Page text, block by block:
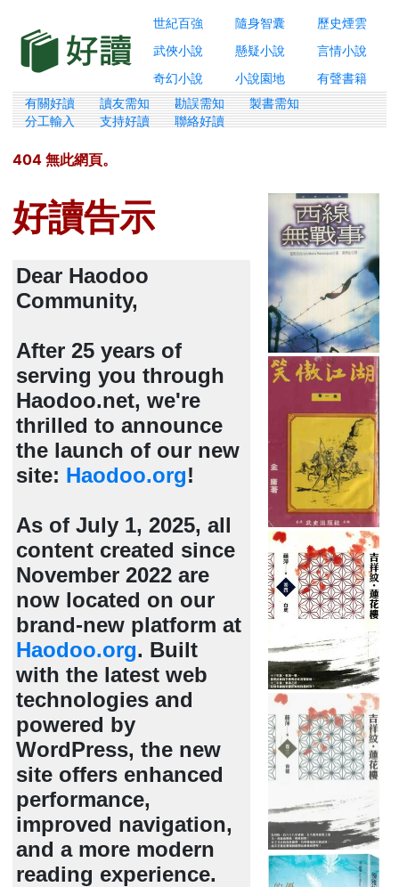
世紀百強 隨身智囊
歷史煙雲
武俠小說
懸疑小說
言情小說
奇幻小說
小說園地 有聲書籍
有關好讀 讀友需知 勘誤需知
製書需知
分工輸入
支持好讀 聯絡好讀
404 無此網頁。
好讀告示
Dear Haodoo
Community,
After 25 years of
serving you through
Haodoo.net, we're
thrilled to announce
the launch of our new
site: Haodoo.org!
As of July 1, 2025, all
content created since
November 2022 are
now located on our
brand-new platform at
Haodoo.org. Built
with the latest web
technologies and
powered by
WordPress, the new
site offers enhanced
performance,
improved navigation,
and a more modern
reading experience.